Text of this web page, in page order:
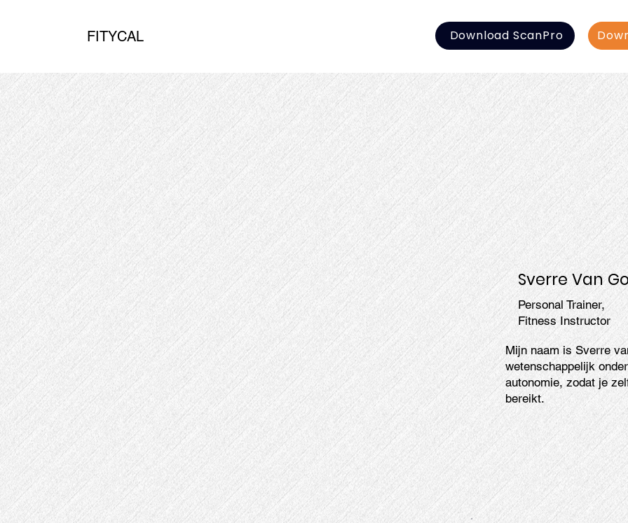
FITYCAL Download ScanPro
Sverre Van
Personal Trainer,
Fitness Instructor
Mijn naam is Sverre
wetenschappelijk
autonomie, zodat je
bereikt.